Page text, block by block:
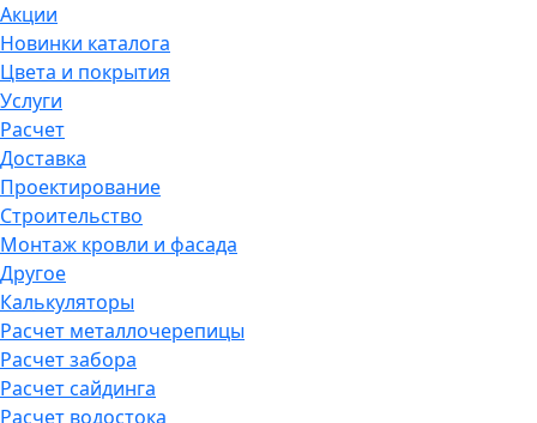
Акции
Новинки каталога
Цвета и покрытия
Услуги
Расчет
Доставка
Проектирование
Строительство
Монтаж кровли и фасада
Другое
Калькуляторы
Расчет металлочерепицы
Расчет забора
Расчет сайдинга
Расчет водостока